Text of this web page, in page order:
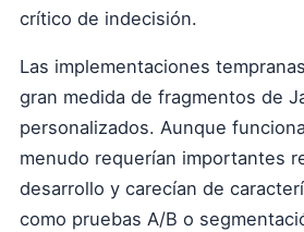
crítico de indecisión.
Las implementaciones
gran medida de fragmentos de
personalizados. Aunque
menudo requerían importantes
desarrollo y carecían de
como pruebas A/B o